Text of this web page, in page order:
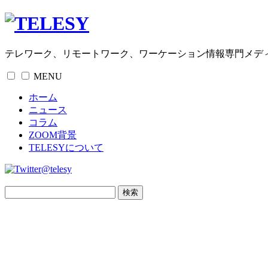
テレワーク、リモートワーク、ワーケーション情報専門メデ
MENU
ホーム
ニュース
コラム
ZOOM背景
TELESYについて
@telesy